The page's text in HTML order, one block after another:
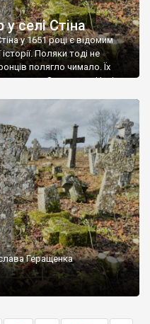
селі Стіна
у 1651 році є відомим
Поляки тоді не
полягло чимало. Їх
Замковим. Нині на
є такі, де епітафії стер […]
Геращенка